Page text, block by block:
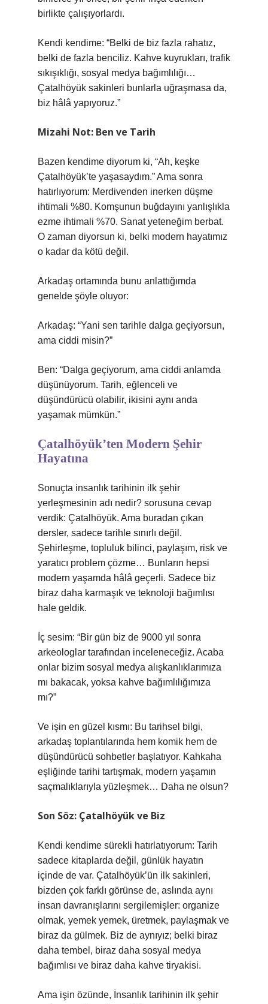
birlikte çalışıyorlardı.
Kendi kendime: “Belki de biz fazla rahatız,
belki de fazla benciliz. Kahve kuyrukları, trafik
sıkışıklığı, sosyal medya bağımlılığı…
Çatalhöyük sakinleri bunlarla uğraşmasa da,
biz hâlâ yapıyoruz.”
Mizahi Not: Ben ve Tarih
Bazen kendime diyorum ki, “Ah, keşke
Çatalhöyük’te yaşasaydım.” Ama sonra
hatırlıyorum: Merdivenden inerken düşme
ihtimali %80. Komşunun buğdayını yanlışlıkla
ezme ihtimali %70. Sanat yeteneğim berbat.
O zaman diyorsun ki, belki modern hayatımız
o kadar da kötü değil.
Arkadaş ortamında bunu anlattığımda
genelde şöyle oluyor:
Arkadaş: “Yani sen tarihle dalga geçiyorsun,
ama ciddi misin?”
Ben: “Dalga geçiyorum, ama ciddi anlamda
düşünüyorum. Tarih, eğlenceli ve
düşündürücü olabilir, ikisini aynı anda
yaşamak mümkün.”
Çatalhöyük’ten Modern Şehir
Hayatına
Sonuçta insanlık tarihinin ilk şehir
yerleşmesinin adı nedir? sorusuna cevap
verdik: Çatalhöyük. Ama buradan çıkan
dersler, sadece tarihle sınırlı değil.
Şehirleşme, topluluk bilinci, paylaşım, risk ve
yaratıcı problem çözme… Bunların hepsi
modern yaşamda hâlâ geçerli. Sadece biz
biraz daha karmaşık ve teknoloji bağımlısı
hale geldik.
İç sesim: “Bir gün biz de 9000 yıl sonra
arkeologlar tarafından inceleneceğiz. Acaba
onlar bizim sosyal medya alışkanlıklarımıza
mı bakacak, yoksa kahve bağımlılığımıza
mı?”
Ve işin en güzel kısmı: Bu tarihsel bilgi,
arkadaş toplantılarında hem komik hem de
düşündürücü sohbetler başlatıyor. Kahkaha
eşliğinde tarihi tartışmak, modern yaşamın
saçmalıklarıyla yüzleşmek… Daha ne olsun?
Son Söz: Çatalhöyük ve Biz
Kendi kendime sürekli hatırlatıyorum: Tarih
sadece kitaplarda değil, günlük hayatın
içinde de var. Çatalhöyük’ün ilk sakinleri,
bizden çok farklı görünse de, aslında aynı
insan davranışlarını sergilemişler: organize
olmak, yemek yemek, üretmek, paylaşmak ve
biraz da gülmek. Biz de aynıyız; belki biraz
daha tembel, biraz daha sosyal medya
bağımlısı ve biraz daha kahve tiryakisi.
Ama işin özünde, İnsanlık tarihinin ilk şehir